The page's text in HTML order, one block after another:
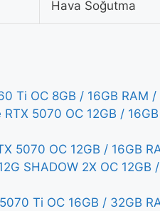
Hava Soğutma
Ti OC 8GB / 16GB RAM
5070 OC 12GB /
5070 OC 12GB / 16GB
SHADOW 2X OC 12GB
Ti OC 16GB / 32GB